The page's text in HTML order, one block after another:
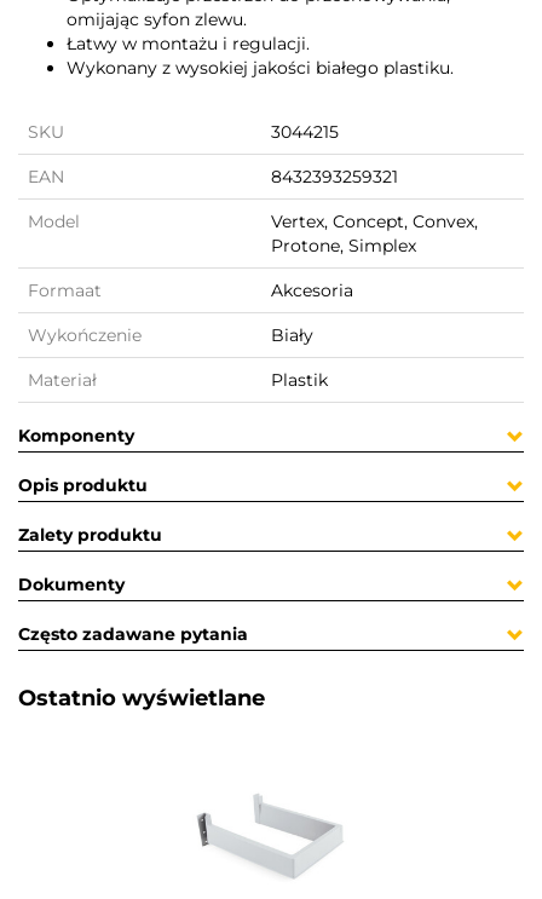
omijając syfon zlewu.
Łatwy w montażu i regulacji.
Wykonany z wysokiej jakości białego plastiku.
SKU 3044215
EAN 8432393259321
Model
Vertex, Concept, Convex,
Protone, Simplex
Formaat Akcesoria
Wykończenie Biały
Materiał Plastik
Komponenty
Opis produktu
Zalety produktu
Dokumenty
Często zadawane pytania
Ostatnio wyświetlane​